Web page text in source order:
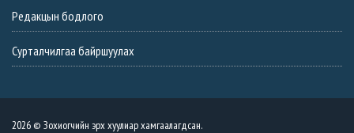
Редакцын бодлого
Сурталчилгаа байршуулах
2026 © Зохиогчийн эрх хуулиар хамгаалагдсан.